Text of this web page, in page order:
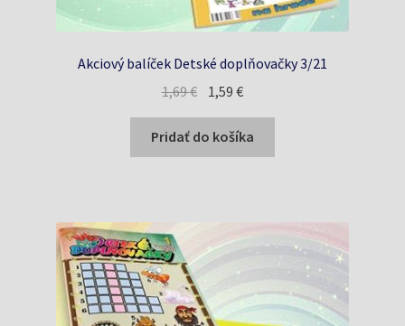
Akciový balíček Detské doplňovačky 3/21
1,69€ Pôvodná
bola:
1,69 €.
1,59€Aktuálna
je:
1,59 €.
Pridať do košíka